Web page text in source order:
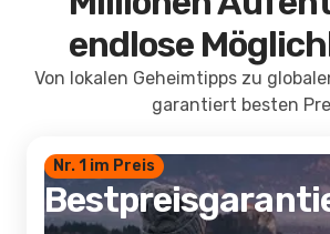
endlose
Von lokalen Geheimtipps zu
garantiert besten
Nr. 1 im Preis